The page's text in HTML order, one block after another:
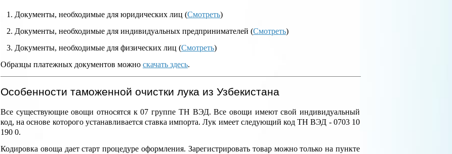
1. Документы, необходимые для юридических лиц (Смотреть)
2. Документы, необходимые для индивидуальных предпринимателей (Смотреть)
3. Документы, необходимые для физических лиц (Смотреть)
Образцы платежных документов можно скачать здесь.
Особенности таможенной очистки лука из Узбекистана
Все существующие овощи относятся к 07 группе ТН ВЭД. Все овощи имеют свой индивидуальный
код, на основе которого устанавливается ставка импорта. Лук имеет следующий код ТН ВЭД - 0703 10
190 0.
Кодировка овоща дает старт процедуре оформления. Зарегистрировать товар можно только на пункте